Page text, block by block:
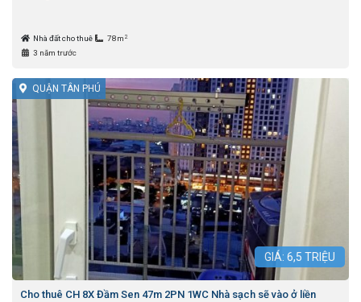
Nhà đất cho thuê 78m 2
3 năm trước
QUẬN TÂN PHÚ
GIÁ: 6,5 TRIỆU
Cho thuê CH 8X Đầm Sen 47m 2PN 1WC Nhà sạch sẽ vào ở liền